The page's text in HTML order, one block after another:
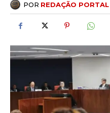
POR REDAÇÃO